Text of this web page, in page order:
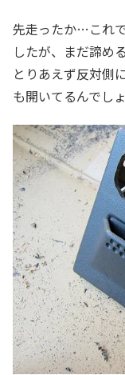
先走ったか…これ
したが、まだ諦め
とりあえず反対側
も開いてるんでし